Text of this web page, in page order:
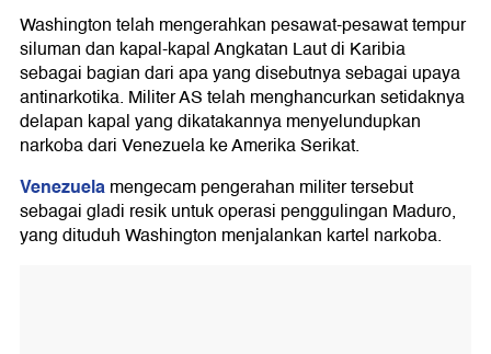
Washington telah mengerahkan pesawat-pesawat tempur
siluman dan kapal-kapal Angkatan Laut di Karibia
sebagai bagian dari apa yang disebutnya sebagai upaya
antinarkotika. Militer AS telah menghancurkan setidaknya
delapan kapal yang dikatakannya menyelundupkan
narkoba dari Venezuela ke Amerika Serikat.
Venezuelamengecam pengerahan militer tersebut
sebagai gladi resik untuk operasi penggulingan Maduro,
yang dituduh Washington menjalankan kartel narkoba.